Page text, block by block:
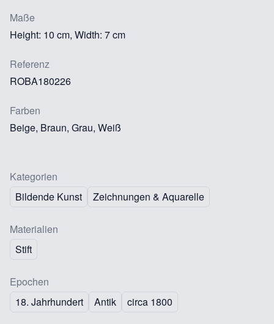
Maße
Height: 10 cm, Width: 7 cm
Referenz
ROBA180226
Farben
Beige, Braun, Grau, Weiß
Kategorien
Bildende Kunst
Zeichnungen & Aquarelle
Materialien
Stift
Epochen
18. Jahrhundert
Antik circa 1800